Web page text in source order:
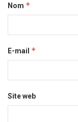
Nom *
E-mail *
Site web